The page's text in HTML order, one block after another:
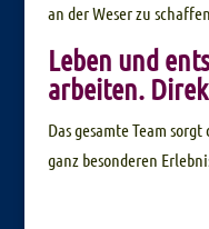
an der Weser zu
Leben und
arbeiten.
Das gesamte Team
ganz besonderen